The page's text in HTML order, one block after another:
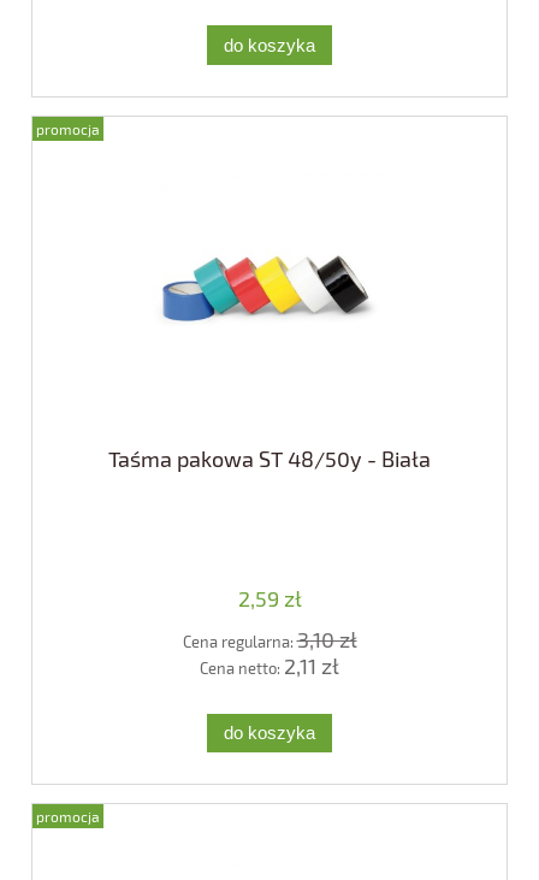
do koszyka
Taśma pakowa ST 48/50y - Biała
2,59 zł
Cena regularna:3,10 zł
Cena netto: 2,11 zł
do koszyka
promocja
promocja